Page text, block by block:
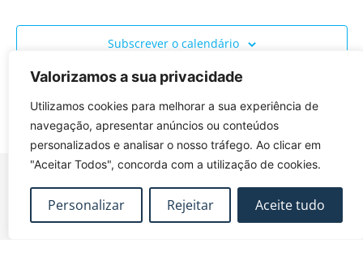
Valorizamos a sua privacidade
Utilizamos cookies para melhorar a sua experiência de
navegação, apresentar anúncios ou conteúdos
personalizados e analisar o nosso tráfego. Ao clicar em
"Aceitar Todos", concorda com a utilização de cookies.
Personalizar Rejeitar Aceite tudo
Subscrever o calendário